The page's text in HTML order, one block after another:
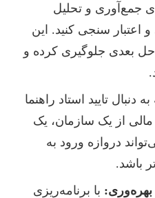
جمع‌آوری و تحلیل
اعتبار سنجی کنید. این
بعدی جلوگیری کرده و
دنبال تایید استاد راهنما
از یک سازمان، یک
دروازه ورود به
باشد.
با برنامه‌ریزی